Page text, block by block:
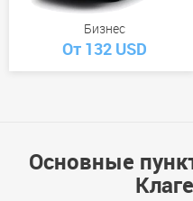
Бизнес
От 132 USD
Основные